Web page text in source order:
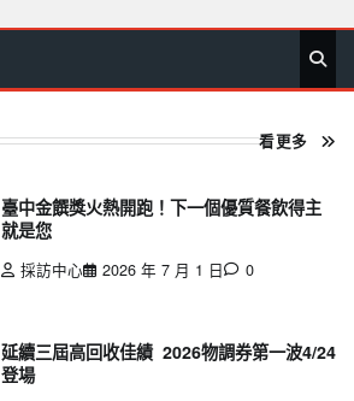
首 要 娛 生 社 文 公 運 旅 政 地
方
專
欄
看更多
臺中金饌獎火熱開跑！下一個優質餐飲得主
就是您
採訪中心 2026 年 7 月 1 日 0
延續三屆高回收佳績 2026物調券第一波4/24
登場